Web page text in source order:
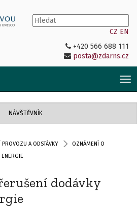
CZ EN
+420 566 688 111
posta@zdarns.cz
NÁVŠTĚVNÍK
A ODSTÁVKY
OZNÁMENÍ O
ENERGIE
dodávky